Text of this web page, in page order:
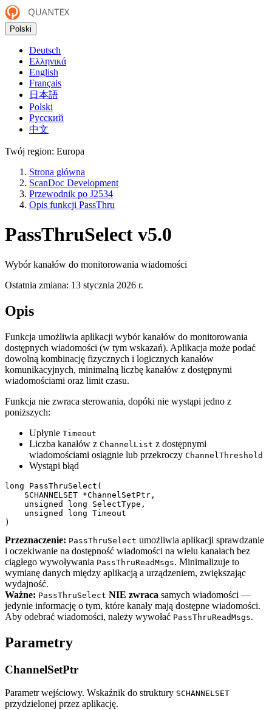
Polski
Deutsch
Ελληνικά
English
Français
日本語
Polski
Русский
中文
Twój region: Europa
Strona główna
ScanDoc Development
Przewodnik po J2534
Opis funkcji PassThru
PassThruSelect v5.0
Wybór kanałów do monitorowania wiadomości
Ostatnia zmiana: 13 stycznia 2026 r.
Opis
Funkcja umożliwia aplikacji wybór kanałów do monitorowania
dostępnych wiadomości (w tym wskazań). Aplikacja może podać
dowolną kombinację fizycznych i logicznych kanałów
komunikacyjnych, minimalną liczbę kanałów z dostępnymi
wiadomościami oraz limit czasu.
Funkcja nie zwraca sterowania, dopóki nie wystąpi jedno z
poniższych:
Upłynie Timeout
Liczba kanałów z ChannelList z dostępnymi
wiadomościami osiągnie lub przekroczy ChannelThreshold
Wystąpi błąd
long PassThruSelect(
    SCHANNELSET *ChannelSetPtr,
    unsigned long SelectType,
    unsigned long Timeout
)
Przeznaczenie: PassThruSelect umożliwia aplikacji sprawdzanie
i oczekiwanie na dostępność wiadomości na wielu kanałach bez
ciągłego wywoływania PassThruReadMsgs. Minimalizuje to
wymianę danych między aplikacją a urządzeniem, zwiększając
wydajność.
Ważne: PassThruSelect NIE zwraca samych wiadomości —
jedynie informację o tym, które kanały mają dostępne wiadomości.
Aby odebrać wiadomości, należy wywołać PassThruReadMsgs.
Parametry
ChannelSetPtr
Parametr wejściowy. Wskaźnik do struktury SCHANNELSET
przydzielonej przez aplikację.